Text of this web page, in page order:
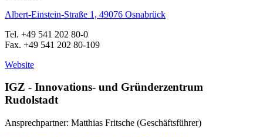
Albert-Einstein-Straße 1, 49076 Osnabrück
Tel. +49 541 202 80-0
Fax. +49 541 202 80-109
Website
IGZ - Innovations- und Gründerzentrum
Rudolstadt
Ansprechpartner: Matthias Fritsche (Geschäftsführer)